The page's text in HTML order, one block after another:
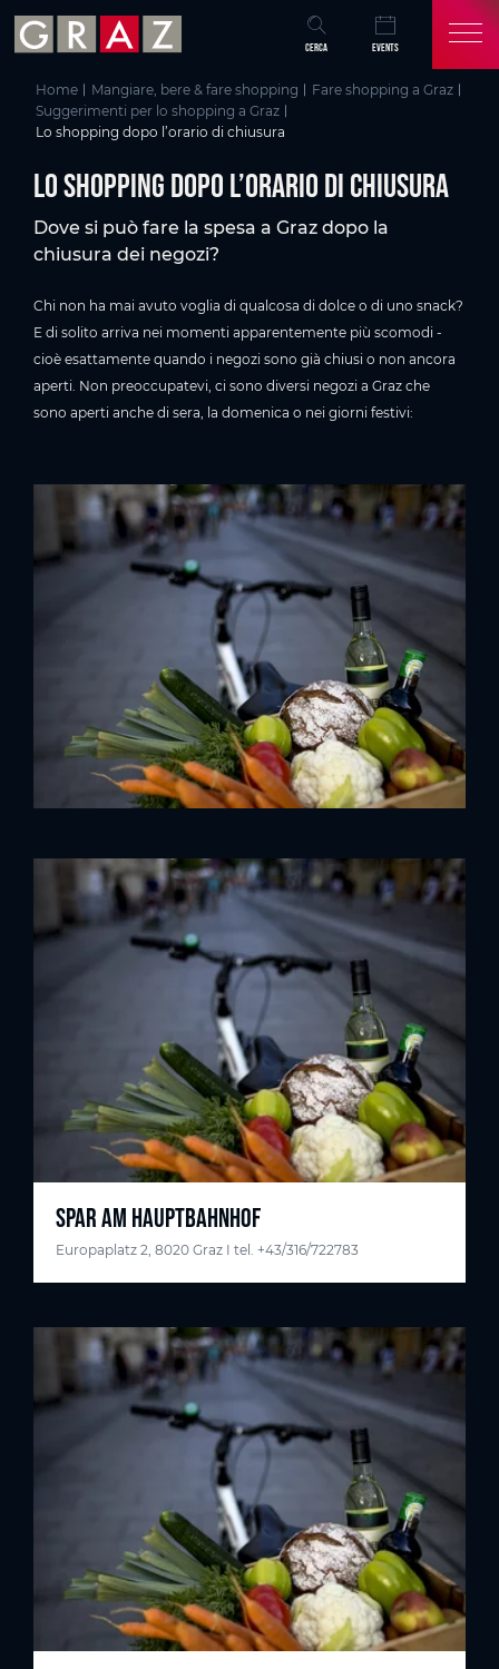
Vai al contenuto principale
Vai all'indice
Vai alla navigazione principale
CERCA EVENTS
Home Mangiare, bere & fare shopping
Fare shopping a Graz
Suggerimenti per lo shopping a Graz
Lo shopping dopo l’orario di chiusura
Lo shopping dopo l’orario di chiusura
Dove si può fare la spesa a Graz dopo la
chiusura dei negozi?
Chi non ha mai avuto voglia di qualcosa di dolce o di uno snack?
E di solito arriva nei momenti apparentemente più scomodi -
cioè esattamente quando i negozi sono già chiusi o non ancora
aperti. Non preoccupatevi, ci sono diversi negozi a Graz che
sono aperti anche di sera, la domenica o nei giorni festivi:
SPAR AM HAUPTBAHNHOF
Europaplatz 2, 8020 Graz I tel. +43/316/722783